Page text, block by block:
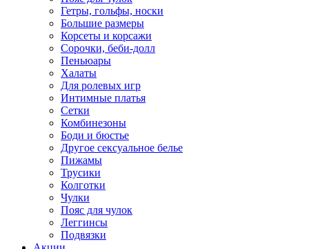
Гетры, гольфы, носки
Большие размеры
Корсеты и корсажи
Сорочки, беби-долл
Пеньюары
Халаты
Для ролевых игр
Интимные платья
Сетки
Комбинезоны
Боди и бюстье
Другое сексуальное белье
Пижамы
Трусики
Колготки
Чулки
Пояс для чулок
Леггинсы
Подвязки